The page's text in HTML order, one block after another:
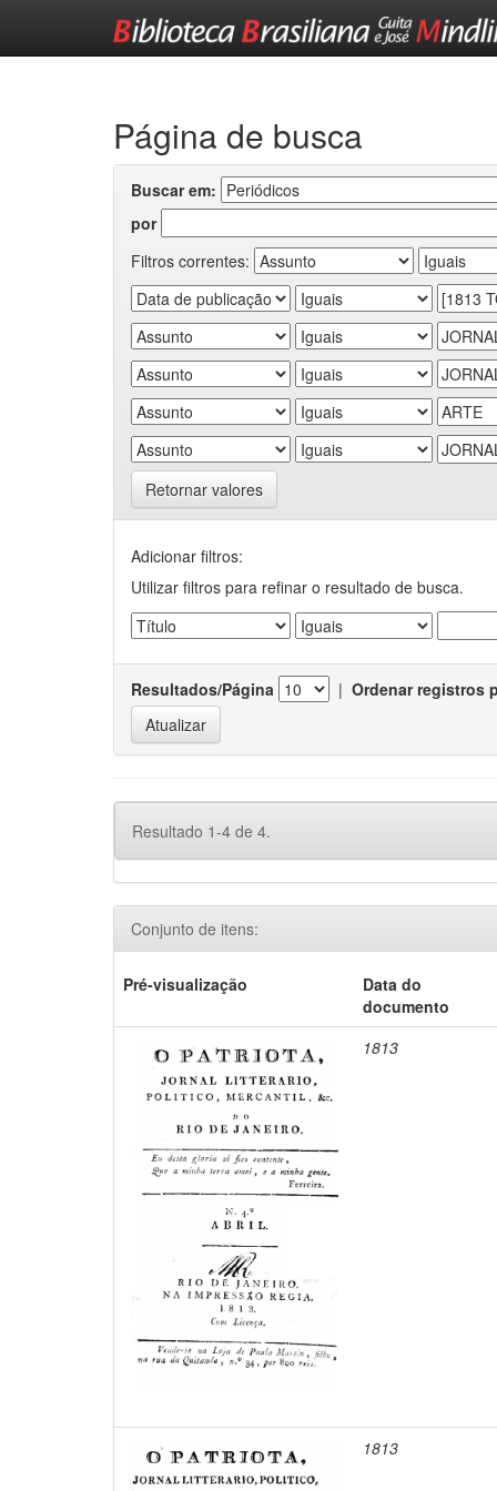
Página de busca
Buscar em:
por
Filtros correntes:
Retornar valores
Adicionar filtros:
Utilizar filtros para refinar o resultado de busca.
Resultados/Página | Ordenar registros
Resultado 1-4 de 4.
Conjunto de itens:
Pré-visualização
Data do
documento
1813
1813